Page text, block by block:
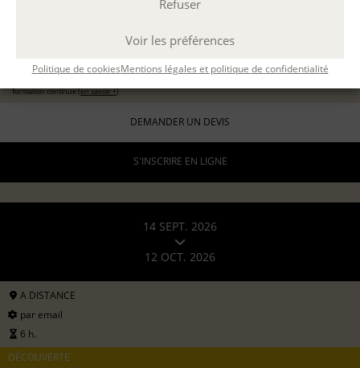
Refuser
Voir les préférences
Politique de cookiesMentions légales et politique de confidentialité
192 €
formation continue (en savoir +)
DEMANDER UN DEVIS
S'INSCRIRE EN LIGNE
14 SEPT. 2026
12 OCT. 2026
A DISTANCE
par email
6 h.
DÉCOUVERTE